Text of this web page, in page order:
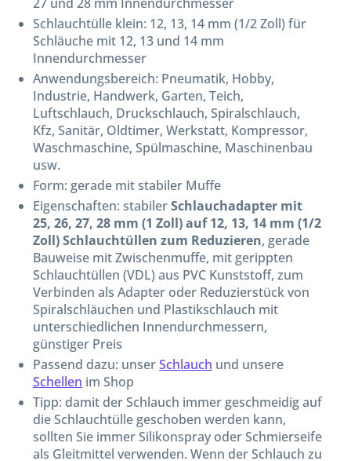
Schlauchtülle klein: 12, 13, 14 mm (1/2 Zoll) für
Schläuche mit 12, 13 und 14 mm
Innendurchmesser
Anwendungsbereich: Pneumatik, Hobby,
Industrie, Handwerk, Garten, Teich,
Luftschlauch, Druckschlauch, Spiralschlauch,
Kfz, Sanitär, Oldtimer, Werkstatt, Kompressor,
Waschmaschine, Spülmaschine, Maschinenbau
usw.
Form: gerade mit stabiler Muffe
Eigenschaften: stabilerSchlauchadapter mit
25, 26, 27, 28 mm (1 Zoll) auf 12, 13, 14 mm (1/2
Zoll) Schlauchtüllen zum Reduzieren, gerade
Bauweise mit Zwischenmuffe, mit gerippten
Schlauchtüllen (VDL) aus PVC Kunststoff, zum
Verbinden als Adapter oder Reduzierstück von
Spiralschläuchen und Plastikschlauch mit
unterschiedlichen Innendurchmessern,
günstiger Preis
Passend dazu: unserSchlauch und unsere
Schellen im Shop
Tipp: damit der Schlauch immer geschmeidig auf
die Schlauchtülle geschoben werden kann,
sollten Sie immer Silikonspray oder Schmierseife
als Gleitmittel verwenden. Wenn der Schlauch zu